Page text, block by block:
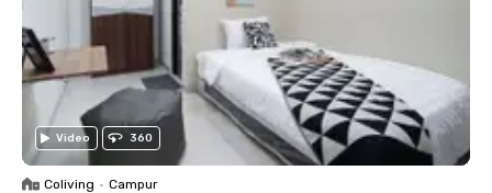
Video 360
Coliving • Campur